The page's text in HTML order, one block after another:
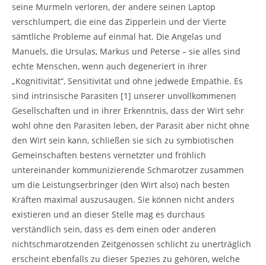
seine Murmeln verloren, der andere seinen Laptop
verschlumpert, die eine das Zipperlein und der Vierte
sämtliche Probleme auf einmal hat. Die Angelas und
Manuels, die Ursulas, Markus und Peterse – sie alles sind
echte Menschen, wenn auch degeneriert in ihrer
„Kognitivität“, Sensitivität und ohne jedwede Empathie. Es
sind intrinsische Parasiten [1] unserer unvollkommenen
Gesellschaften und in ihrer Erkenntnis, dass der Wirt sehr
wohl ohne den Parasiten leben, der Parasit aber nicht ohne
den Wirt sein kann, schließen sie sich zu symbiotischen
Gemeinschaften bestens vernetzter und fröhlich
untereinander kommunizierende Schmarotzer zusammen
um die Leistungserbringer (den Wirt also) nach besten
Kräften maximal auszusaugen. Sie können nicht anders
existieren und an dieser Stelle mag es durchaus
verständlich sein, dass es dem einen oder anderen
nichtschmarotzenden Zeitgenossen schlicht zu unerträglich
erscheint ebenfalls zu dieser Spezies zu gehören, welche